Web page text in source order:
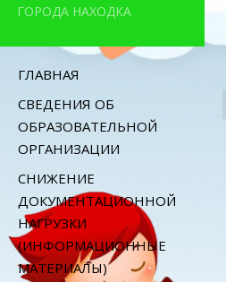
ГОРОДА НАХОДКА
Primary
Menu
ГЛАВНАЯ
СВЕДЕНИЯ ОБ
ОБРАЗОВАТЕЛЬНОЙ
ОРГАНИЗАЦИИ
СНИЖЕНИЕ
ДОКУМЕНТАЦИОННОЙ
НАГРУЗКИ
(ИНФОРМАЦИОННЫЕ
МАТЕРИАЛЫ)